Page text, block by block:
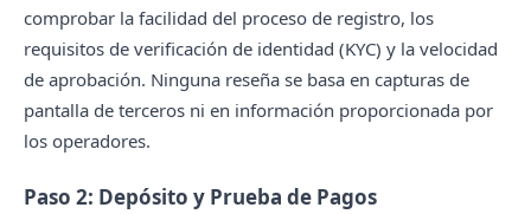
comprobar la facilidad del proceso de registro, los
requisitos de verificación de identidad (KYC) y la velocidad
de aprobación. Ninguna reseña se basa en capturas de
pantalla de terceros ni en información proporcionada por
los operadores.
Paso 2: Depósito y Prueba de Pagos